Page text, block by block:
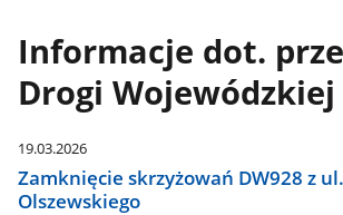
Informacje dot.
Drogi
19.03.2026
Zamknięcie skrzyżowań DW928 z
Olszewskiego